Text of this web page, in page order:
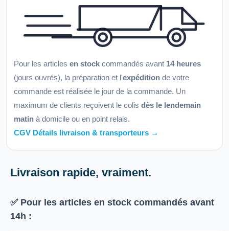
Pour les articles en stock commandés avant 14 heures
(jours ouvrés), la préparation et l'expédition de votre
commande est réalisée le jour de la commande. Un
maximum de clients reçoivent le colis dès le lendemain
matin à domicile ou en point relais.
CGV Détails livraison & transporteurs →
Livraison rapide, vraiment.
✅ Pour les articles en stock commandés avant
14h :